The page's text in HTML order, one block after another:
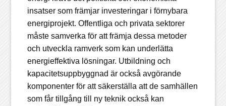
insatser som främjar investeringar i förnybara
energiprojekt. Offentliga och privata sektorer
måste samverka för att främja dessa metoder
och utveckla ramverk som kan underlätta
energieffektiva lösningar. Utbildning och
kapacitetsuppbyggnad är också avgörande
komponenter för att säkerställa att de samhällen
som får tillgång till ny teknik också kan